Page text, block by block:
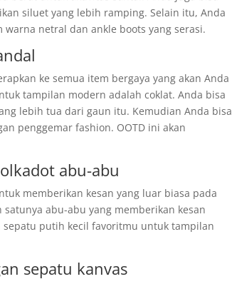
siluet yang lebih ramping. Selain itu, Anda
netral dan ankle boots yang serasi.
ke semua item bergaya yang akan Anda
tampilan modern adalah coklat. Anda bisa
lebih tua dari gaun itu. Kemudian Anda bisa
penggemar fashion. OOTD ini akan
abu-abu
memberikan kesan yang luar biasa pada
abu-abu yang memberikan kesan
putih kecil favoritmu untuk tampilan
sepatu kanvas